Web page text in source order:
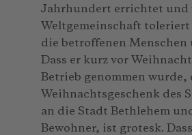
Jahrhundert errichtet und
Weltgemeinschaft
die betroffenen Menschen
Dass er kurz vor
Betrieb genommen wurde,
Weihnachtsgeschenk des
an die Stadt Bethlehem
Bewohner, ist grotesk.